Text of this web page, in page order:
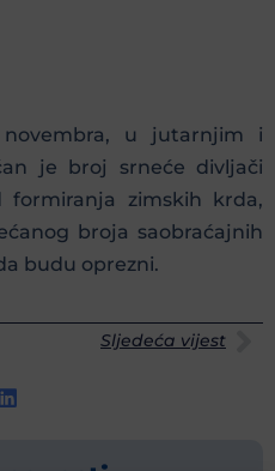
u jutarnjim i
je broj srneće divljači
formiranja zimskih krda,
broja saobraćajnih
budu oprezni.
Sljedeća vijest